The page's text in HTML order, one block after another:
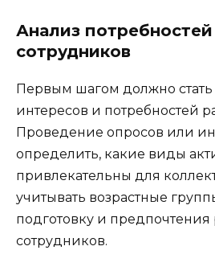
Анализ
сотрудников
Первым шагом должно стать
интересов и потребностей
Проведение опросов или
определить, какие виды
привлекательны для
учитывать возрастные
подготовку и предпочтения
сотрудников.